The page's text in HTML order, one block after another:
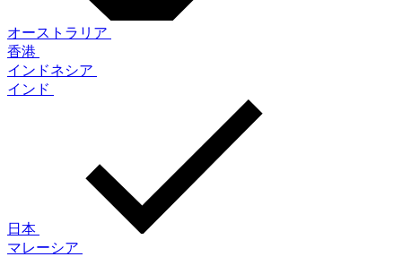
オーストラリア
香港
インドネシア
インド
日本
マレーシア